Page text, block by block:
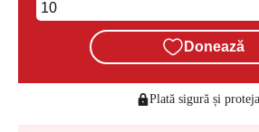
Donează
Plată sigură și